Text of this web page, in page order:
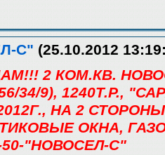
С" (25.10.2012
2 КОМ.КВ.
34/9), 1240Т.Р.,
НА 2
ОКНА,
50-"НОВОСЕЛ-С"